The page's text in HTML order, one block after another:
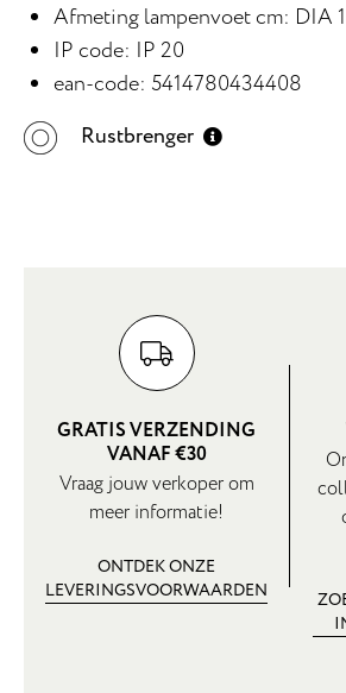
Afmeting lampenvoet cm: DIA
IP code: IP 20
ean-code: 5414780434408
Rustbrenger
GRATIS VERZENDING
VANAF €30
Vraag jouw verkoper om
meer informatie!
ONTDEK ONZE
LEVERINGSVOORWAARDEN